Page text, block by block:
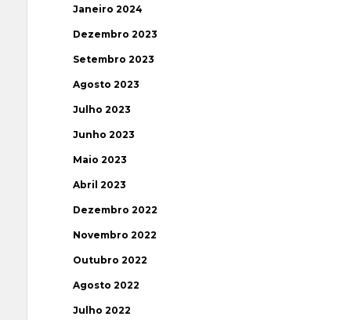
Janeiro 2024
Dezembro 2023
Setembro 2023
Agosto 2023
Julho 2023
Junho 2023
Maio 2023
Abril 2023
Dezembro 2022
Novembro 2022
Outubro 2022
Agosto 2022
Julho 2022